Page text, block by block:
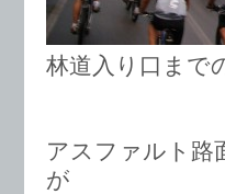
林道入り口まで
アスファルト路
が